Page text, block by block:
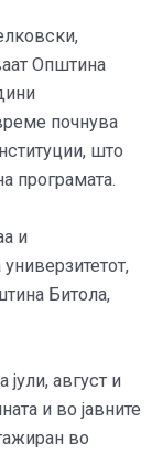
Општина
почнува
што
програмата.
и
Битола,
август и
и во јавните
во